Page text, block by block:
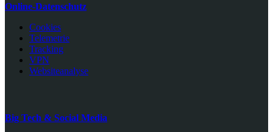
Online-Datenschutz
Cookies
Telemetrie
Tracking
VPN
Websiteanalyse
Big Tech & Social Media